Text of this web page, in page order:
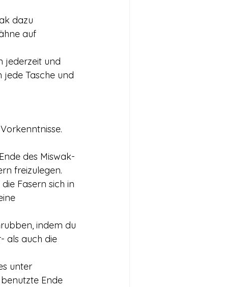
dazu
auf
jederzeit und
jede Tasche und
des Miswak-
freizulegen.
Fasern sich in
indem du
als auch die
unter
Ende